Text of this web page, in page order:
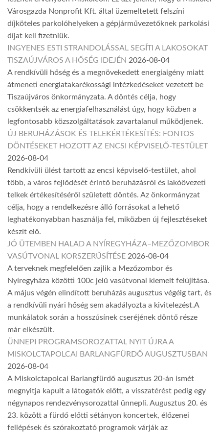
Városgazda Nonprofit Kft. által üzemeltetett felszíni
díjköteles parkolóhelyeken a gépjárművezetőknek parkolási
díjat kell fizetniük.
INGYENES ESTI STRANDOLÁSSAL SEGÍTI A LAKOSOKAT
TISZAÚJVÁROS A HŐSÉG IDEJÉN 2026-08-04
A rendkívüli hőség és a megnövekedett energiaigény miatt
átmeneti energiatakarékossági intézkedéseket vezetett be
Tiszaújváros önkormányzata. A döntés célja, hogy
csökkentsék az energiafelhasználást úgy, hogy közben a
legfontosabb közszolgáltatások zavartalanul működjenek.
ÚJ BERUHÁZÁSOK ÉS TELEKÉRTÉKESÍTÉS: FONTOS
DÖNTÉSEKET HOZOTT AZ ENCSI KÉPVISELŐ-TESTÜLET
2026-08-04
Rendkívüli ülést tartott az encsi képviselő-testület, ahol
több, a város fejlődését érintő beruházásról és lakóövezeti
telkek értékesítéséről született döntés. Az önkormányzat
célja, hogy a rendelkezésre álló forrásokat a lehető
leghatékonyabban használja fel, miközben új fejlesztéseket
készít elő.
JÓ ÜTEMBEN HALAD A NYÍREGYHÁZA–MEZŐZOMBOR
VASÚTVONAL KORSZERŰSÍTÉSE 2026-08-04
A terveknek megfelelően zajlik a Mezőzombor és
Nyíregyháza közötti 100c jelű vasútvonal kiemelt felújítása.
A május végén elindított beruházás augusztus végéig tart, és
a rendkívüli nyári hőség sem akadályozta a kivitelezést.A
munkálatok során a hosszúsínek cseréjének döntő része
már elkészült.
ÜNNEPI PROGRAMSOROZATTAL NYIT ÚJRA A
MISKOLCTAPOLCAI BARLANGFÜRDŐ AUGUSZTUSBAN
2026-08-04
A Miskolctapolcai Barlangfürdő augusztus 20-án ismét
megnyitja kapuit a látogatók előtt, a visszatérést pedig egy
négynapos rendezvénysorozattal ünnepli. Augusztus 20. és
23. között a fürdő előtti sétányon koncertek, élőzenei
fellépések és szórakoztató programok várják az